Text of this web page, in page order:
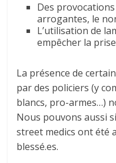
Des
arrogantes, le
L’utilisation de
empêcher la
La présence de
par des policiers (y
blancs, pro-armes…)
Nous pouvons aussi
street medics ont été
blessé.es.